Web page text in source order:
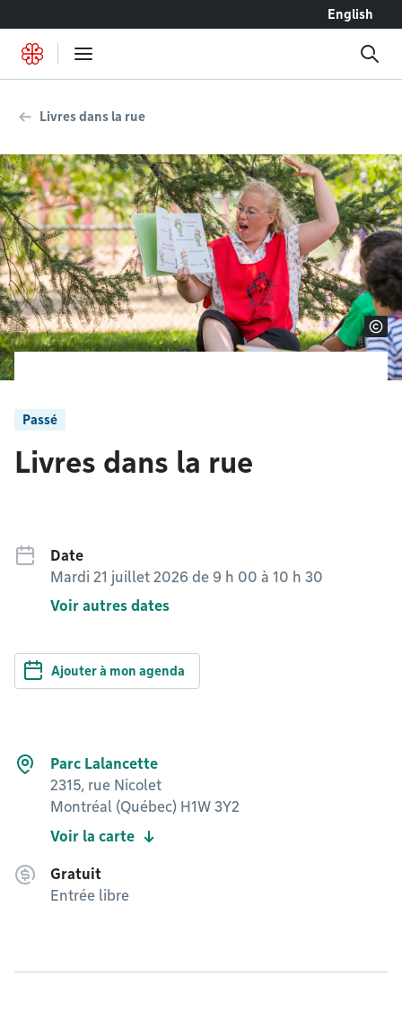
English
Livres dans la rue
Passé
Livres dans la rue
Date
Mardi 21 juillet 2026 de 9 h 00 à 10 h 30
Voir autres dates
Ajouter à mon agenda
Parc Lalancette
2315, rue Nicolet
Montréal (Québec) H1W 3Y2
Voir la carte
Gratuit
Entrée libre